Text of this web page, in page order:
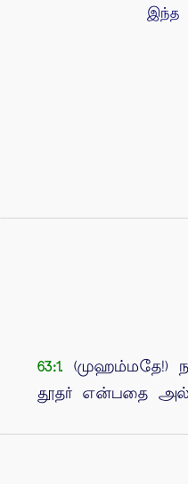
இந்த
63:1. (முஹம்மதே!)
தூதர் என்பதை